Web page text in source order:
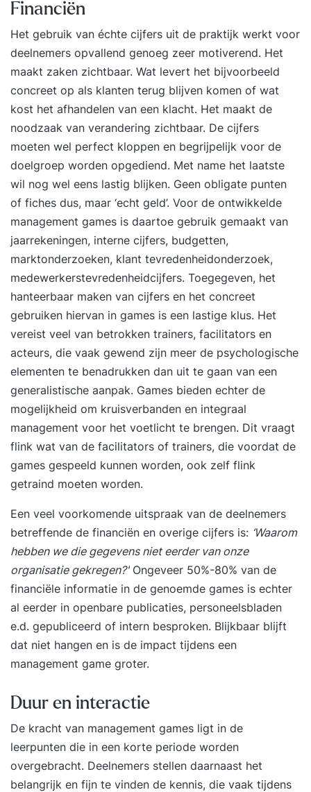
Financiën
Het gebruik van échte cijfers uit de praktijk werkt voor
deelnemers opvallend genoeg zeer motiverend. Het
maakt zaken zichtbaar. Wat levert het bijvoorbeeld
concreet op als klanten terug blijven komen of wat
kost het afhandelen van een klacht. Het maakt de
noodzaak van verandering zichtbaar. De cijfers
moeten wel perfect kloppen en begrijpelijk voor de
doelgroep worden opgediend. Met name het laatste
wil nog wel eens lastig blijken. Geen obligate punten
of fiches dus, maar ‘echt geld’. Voor de ontwikkelde
management games is daartoe gebruik gemaakt van
jaarrekeningen, interne cijfers, budgetten,
marktonderzoeken, klant tevredenheidonderzoek,
medewerkerstevredenheidcijfers. Toegegeven, het
hanteerbaar maken van cijfers en het concreet
gebruiken hiervan in games is een lastige klus. Het
vereist veel van betrokken trainers, facilitators en
acteurs, die vaak gewend zijn meer de psychologische
elementen te benadrukken dan uit te gaan van een
generalistische aanpak. Games bieden echter de
mogelijkheid om kruisverbanden en integraal
management voor het voetlicht te brengen. Dit vraagt
flink wat van de facilitators of trainers, die voordat de
games gespeeld kunnen worden, ook zelf flink
getraind moeten worden.
Een veel voorkomende uitspraak van de deelnemers
betreffende de financiën en overige cijfers is: ‘Waarom
hebben we die gegevens niet eerder van onze
organisatie gekregen?'Ongeveer 50%-80% van de
financiële informatie in de genoemde games is echter
al eerder in openbare publicaties, personeelsbladen
e.d. gepubliceerd of intern besproken. Blijkbaar blijft
dat niet hangen en is de impact tijdens een
management game groter.
Duur en interactie
De kracht van management games ligt in de
leerpunten die in een korte periode worden
overgebracht. Deelnemers stellen daarnaast het
belangrijk en fijn te vinden de kennis, die vaak tijdens